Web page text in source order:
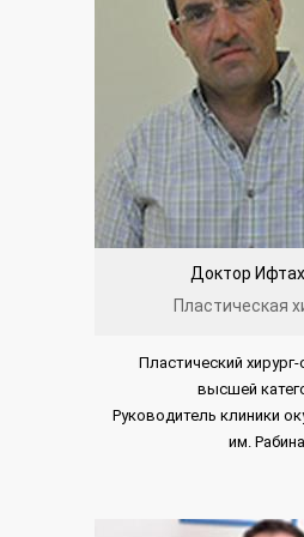
Доктор
Пластическая
Пластический
высшей
Руководитель клиники
им.